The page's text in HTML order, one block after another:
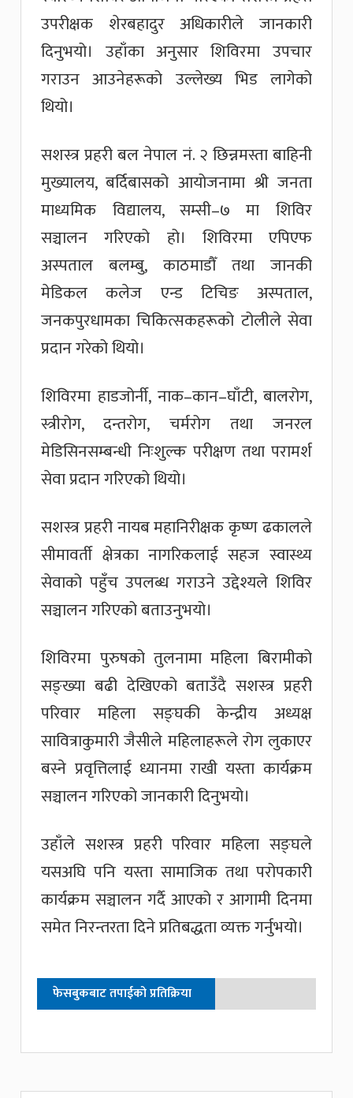
उपरीक्षक शेरबहादुर अधिकारीले जानकारी
दिनुभयो। उहाँका अनुसार शिविरमा उपचार
गराउन आउनेहरूको उल्लेख्य भिड लागेको
थियो।
सशस्त्र प्रहरी बल नेपाल नं. २ छिन्नमस्ता बाहिनी
मुख्यालय, बर्दिबासको आयोजनामा श्री जनता
माध्यमिक विद्यालय, सम्सी–७ मा शिविर
सञ्चालन गरिएको हो। शिविरमा एपिएफ
अस्पताल बलम्बु, काठमाडौँ तथा जानकी
मेडिकल कलेज एन्ड टिचिङ अस्पताल,
जनकपुरधामका चिकित्सकहरूको टोलीले सेवा
प्रदान गरेको थियो।
शिविरमा हाडजोर्नी, नाक–कान–घाँटी, बालरोग,
स्त्रीरोग, दन्तरोग, चर्मरोग तथा जनरल
मेडिसिनसम्बन्धी निःशुल्क परीक्षण तथा परामर्श
सेवा प्रदान गरिएको थियो।
सशस्त्र प्रहरी नायब महानिरीक्षक कृष्ण ढकालले
सीमावर्ती क्षेत्रका नागरिकलाई सहज स्वास्थ्य
सेवाको पहुँच उपलब्ध गराउने उद्देश्यले शिविर
सञ्चालन गरिएको बताउनुभयो।
शिविरमा पुरुषको तुलनामा महिला बिरामीको
सङ्ख्या बढी देखिएको बताउँदै सशस्त्र प्रहरी
परिवार महिला सङ्घकी केन्द्रीय अध्यक्ष
सावित्राकुमारी जैसीले महिलाहरूले रोग लुकाएर
बस्ने प्रवृत्तिलाई ध्यानमा राखी यस्ता कार्यक्रम
सञ्चालन गरिएको जानकारी दिनुभयो।
उहाँले सशस्त्र प्रहरी परिवार महिला सङ्घले
यसअघि पनि यस्ता सामाजिक तथा परोपकारी
कार्यक्रम सञ्चालन गर्दै आएको र आगामी दिनमा
समेत निरन्तरता दिने प्रतिबद्धता व्यक्त गर्नुभयो।
फेसबुकबाट तपाईको प्रतिक्रिया